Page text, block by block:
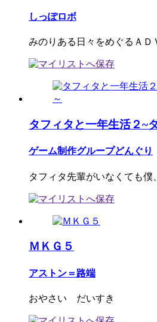
しっぽロボ
みのりある日々をめぐるＡＤ
タフィタと一年生活２~
ゲーム制作グループどんぐり
タフィタ先輩がいなくても僕
ＭＫＧ５
アストン＝路端
おやさい だいすき